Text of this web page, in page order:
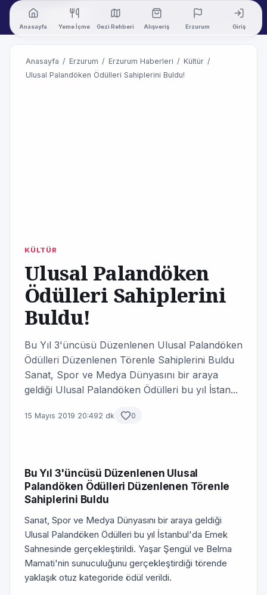
Anasayfa Yeme İçme Gezi Rehberi Alışveriş Erzurum Giriş
Anasayfa / Erzurum / Erzurum Haberleri / Kültür /
Ulusal Palandöken Ödülleri Sahiplerini Buldu!
KÜLTÜR
Ulusal Palandöken
Ödülleri Sahiplerini
Buldu!
Bu Yıl 3'üncüsü Düzenlenen Ulusal Palandöken
Ödülleri Düzenlenen Törenle Sahiplerini Buldu
Sanat, Spor ve Medya Dünyasını bir araya
geldiği Ulusal Palandöken Ödülleri bu yıl İstan...
15 Mayıs 2019 20:492 dk 0
Bu Yıl 3'üncüsü Düzenlenen Ulusal
Palandöken Ödülleri Düzenlenen Törenle
Sahiplerini Buldu
Sanat, Spor ve Medya Dünyasını bir araya geldiği
Ulusal Palandöken Ödülleri bu yıl İstanbul'da Emek
Sahnesinde gerçekleştirildi. Yaşar Şengül ve Belma
Mamati'nin sunuculuğunu gerçekleştirdiği törende
yaklaşık otuz kategoride ödül verildi.